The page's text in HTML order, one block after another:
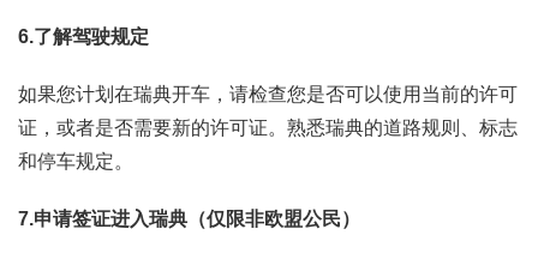
6.了解驾驶规定
如果您计划在瑞典开车，请检查您是否可以使用当前的许可
证，或者是否需要新的许可证。熟悉瑞典的道路规则、标志
和停车规定。
7.申请签证进入瑞典（仅限非欧盟公民）